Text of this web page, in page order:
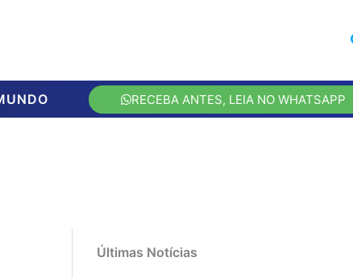
RECEBA ANTES, LEIA NO WHATSAPP
Últimas Notícias